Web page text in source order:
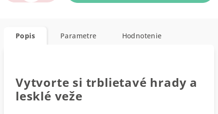
Popis Parametre Hodnotenie
Vytvorte si trblietavé hrady a
lesklé veže